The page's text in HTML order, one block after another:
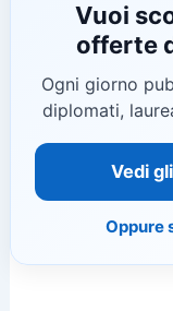
Vuoi
offerte
Ogni giorno
diplomati,
Vedi
Oppure